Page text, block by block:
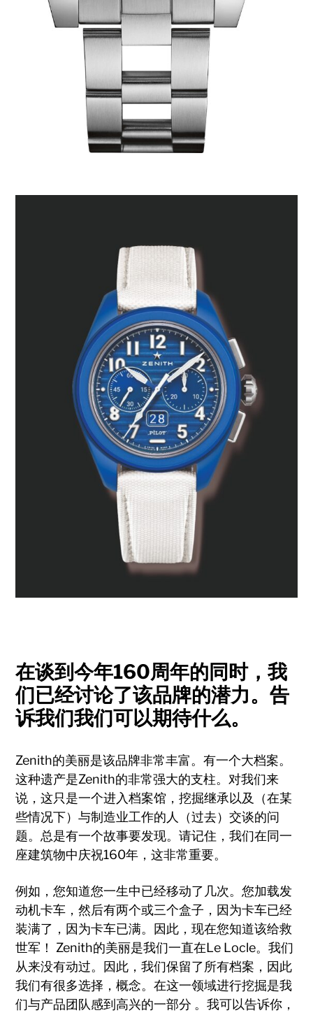
在谈到今年160周年的同时，我
们已经讨论了该品牌的潜力。告
诉我们我们可以期待什么。
Zenith的美丽是该​​品牌非常丰富。有一个大档案。
这种遗产是Zenith的非常强大的支柱。对我们来
说，这只是一个进入档案馆，挖掘继承以及（在某
些情况下）与制造业工作的人（过去）交谈的问
题。总是有一个故事要发现。请记住，我们在同一
座建筑物中庆祝160年，这非常重要。
例如，您知道您一生中已经移动了几次。您加载发
动机卡车，然后有两个或三个盒子，因为卡车已经
装满了，因为卡车已满。因此，现在您知道该给救
世军！ Zenith的美丽是我们一直在Le Locle。我们
从来没有动过。因此，我们保留了所有档案，因此
我们有很多选择，概念。在这一领域进行挖掘是我
们与产品团队感到高兴的一部分 。我可以告诉你，